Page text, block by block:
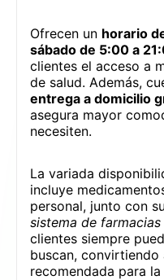
Ofrecen un horario
sábado de 5:00 a
clientes el acceso a
de salud. Además,
entrega a domicilio
asegura mayor
necesiten.
La variada
incluye
personal, junto con
sistema de
clientes siempre
buscan, convirtiendo
recomendada para